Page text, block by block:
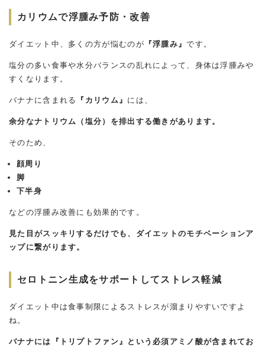
カリウムで浮腫み予防・改善
ダイエット中、多くの方が悩むのが 『浮腫み』です。
塩分の多い食事や水分バランスの乱れによって、身体は浮腫みや
すくなります。
バナナに含まれる 『カリウム』 には、
余分なナトリウム（塩分）を排出する働きがあります。
そのため、
顔周り
脚
下半身
などの浮腫み改善にも効果的です。
見た目がスッキリするだけでも、ダイエットのモチベーションア
ップに繋がります。
セロトニン生成をサポートしてストレス軽減
ダイエット中は食事制限によるストレスが溜まりやすいですよ
ね。
バナナには『トリプトファン』という必須アミノ酸が含まれてお